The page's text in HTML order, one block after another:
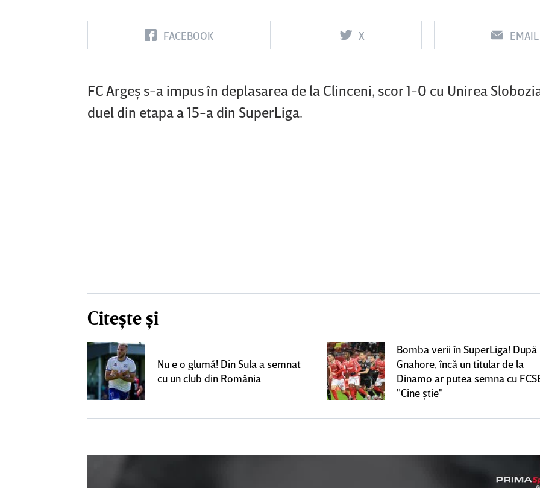
FACEBOOK X EMAIL
FC Argeş s-a impus în deplasarea de la Clinceni, scor 1-0 cu Unirea
duel din etapa a 15-a din SuperLiga.
Citește și
Nu e o glumă! Din Sula a semnat
cu un club din România
Bomba verii în SuperLiga! După
Gnahore, încă un titular de la
Dinamo ar putea semna cu
"Cine ştie"